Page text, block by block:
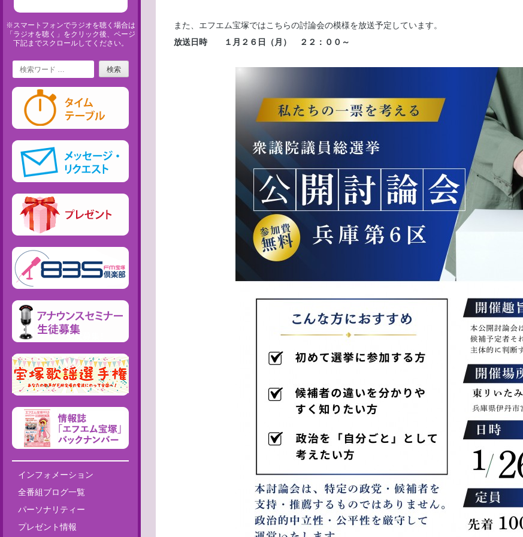
※スマートフォンでラジオを聴く場合は
「ラジオを聴く」をクリック後、ページ
下記までスクロールしてください。
Search
インフォメーション
全番組ブログ一覧
パーソナリティー
プレゼント情報
また、エフエム宝塚ではこちらの討論会の模様を放送予定しています。
放送日時 １月２６日（月） ２２：００～